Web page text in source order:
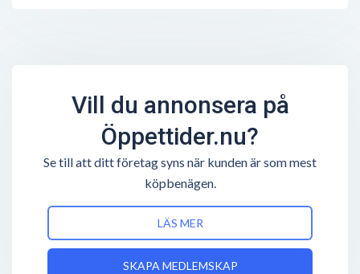
Vill du annonsera på
Öppettider.nu?
Se till att ditt företag syns när kunden är som mest
köpbenägen.
LÄS MER
SKAPA MEDLEMSKAP